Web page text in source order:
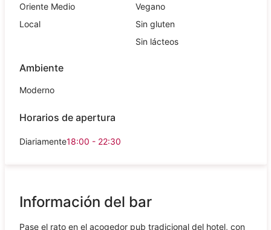
Oriente Medio
Local
Vegano
Sin gluten
Sin lácteos
Ambiente
Moderno
Horarios de apertura
Diariamente18:00 - 22:30
Información del bar
Pase el rato en el acogedor pub tradicional del hotel, con